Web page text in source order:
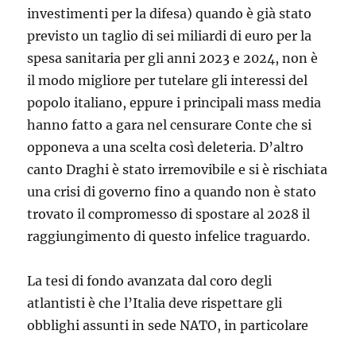
investimenti per la difesa) quando è già stato
previsto un taglio di sei miliardi di euro per la
spesa sanitaria per gli anni 2023 e 2024, non è
il modo migliore per tutelare gli interessi del
popolo italiano, eppure i principali mass media
hanno fatto a gara nel censurare Conte che si
opponeva a una scelta così deleteria. D’altro
canto Draghi è stato irremovibile e si è rischiata
una crisi di governo fino a quando non è stato
trovato il compromesso di spostare al 2028 il
raggiungimento di questo infelice traguardo.
La tesi di fondo avanzata dal coro degli
atlantisti è che l’Italia deve rispettare gli
obblighi assunti in sede NATO, in particolare